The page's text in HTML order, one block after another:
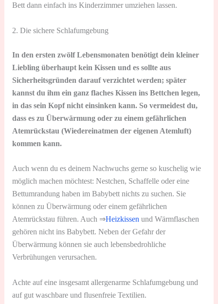
Bett dann einfach ins Kinderzimmer umziehen lassen.
2. Die sichere Schlafumgebung
In den ersten zwölf Lebensmonaten benötigt dein kleiner
Liebling überhaupt kein Kissen und es sollte aus
Sicherheitsgründen darauf verzichtet werden; später
kannst du ihm ein ganz flaches Kissen ins Bettchen legen,
in das sein Kopf nicht einsinken kann. So vermeidest du,
dass es zu Überwärmung oder zu einem gefährlichen
Atemrückstau (Wiedereinatmen der eigenen Atemluft)
kommen kann.
Auch wenn du es deinem Nachwuchs gerne so kuschelig wie
möglich machen möchtest: Nestchen, Schaffelle oder eine
Bettumrandung haben im Babybett nichts zu suchen. Sie
können zu Überwärmung oder einem gefährlichen
Atemrückstau führen. Auch ⇒Heizkissen und Wärmflaschen
gehören nicht ins Babybett. Neben der Gefahr der
Überwärmung können sie auch lebensbedrohliche
Verbrühungen verursachen.
Achte auf eine insgesamt allergenarme Schlafumgebung und
auf gut waschbare und flusenfreie Textilien.